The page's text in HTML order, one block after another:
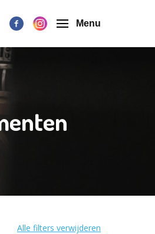
Menu
Alle filters verwijderen